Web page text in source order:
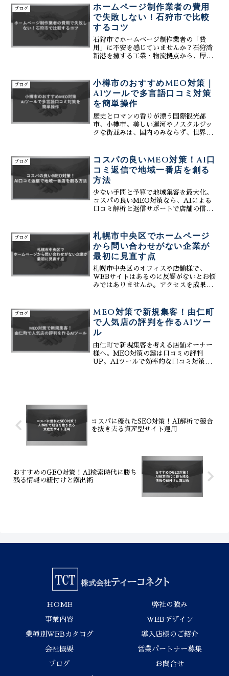
トでは、MEO対策のプロが監修した、誰
でも簡単操作で更新できるWebシステム
と、口コミ管理を効率化する最新ノウハ
ウを提供しています。忙しい現場でも無
理なく続けられ、集客効果を最大化する
方法とは？札幌での成功事例や、具体的
なサービス内容を交えて徹底解説しま
ブログ
ホームページ制作業者の費用
で失敗しない！石狩市で比較
するコツ
石狩市でホームページ制作業者の「費
用」に不安を感じていませんか？石狩湾
新港を擁する工業・物流拠点から、厚
成功に不可欠です。本記事では、石狩の
特性とWebサイトの必要性...
ブログ
小樽市のおすすめMEO対策｜
AIツールで多言語口コミ対策
を簡単操作
歴史とロマンの香りが漂う国際観光都
市、小樽市。美しい運河やノスタルジッ
クな街並みは、国内のみならず、世界中
土産店、ホテルなどを経営されている皆
様にとって、いかにしてこの膨...
ブログ
コスパの良いMEO対策！AI口
コミ返信で地域一番店を創る
方法
少ない手間と予算で地域集客を最大化。
コスパの良いMEO対策なら、AIによる
口コミ解析と返信サポートで店舗の信頼
Googleマップ検索で優先的に選ばれるた
めの具体策を詳しくご紹介。
ブログ
札幌市中央区でホームページ
から問い合わせがない企業が
最初に見直す点
札幌市中央区のオフィスや店舗様で、
WEBサイトはあるのに反響がないとお悩
みではありませんか。アクセスを成果に
を分析し、最適なホームページ制作や
SEO改善をご提案します。
ブログ
MEO対策で新規集客！由仁町
で人気店の評判を作るAIツー
ル
由仁町で新規集客を考える店舗オーナー
様へ。MEO対策の鍵は口コミの評判
UP。AIツールで効率的な口コミ対策を
コスパに優れたSEO対策！AI解析で競合
を抜き去る資産型サイト運用
おすすめのGEO対策！AI検索時代に勝ち
残る情報の紐付けと露出術
HOME 弊社の強み
事業内容 WEBデザイン
業種別WEBカタログ 導入店様のご紹介
会社概要 営業パートナー募集
ブログ お問合せ